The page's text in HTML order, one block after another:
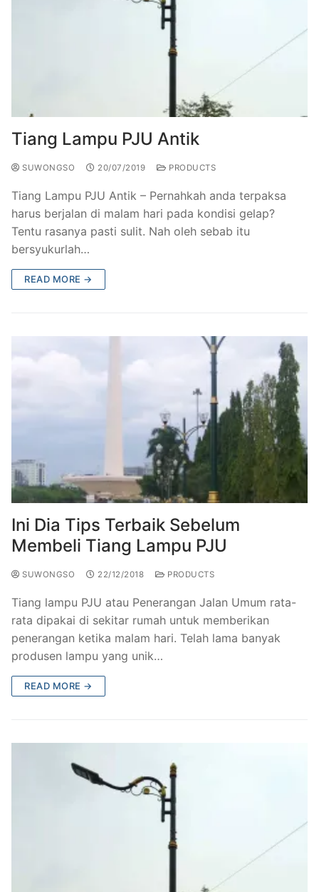
Tiang Lampu PJU Antik
SUWONGSO 20/07/2019 PRODUCTS
Tiang Lampu PJU Antik – Pernahkah anda terpaksa
harus berjalan di malam hari pada kondisi gelap?
Tentu rasanya pasti sulit. Nah oleh sebab itu
bersyukurlah…
READ MORE →
Ini Dia Tips Terbaik Sebelum
Membeli Tiang Lampu PJU
SUWONGSO 22/12/2018 PRODUCTS
Tiang lampu PJU atau Penerangan Jalan Umum rata-
rata dipakai di sekitar rumah untuk memberikan
penerangan ketika malam hari. Telah lama banyak
produsen lampu yang unik…
READ MORE →